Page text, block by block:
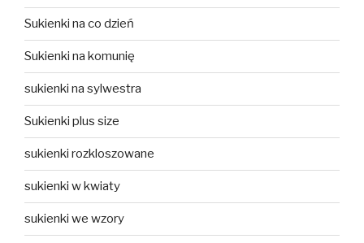
Sukienki na co dzień
Sukienki na komunię
sukienki na sylwestra
Sukienki plus size
sukienki rozkloszowane
sukienki w kwiaty
sukienki we wzory